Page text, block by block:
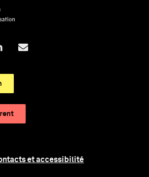
et accessibilité